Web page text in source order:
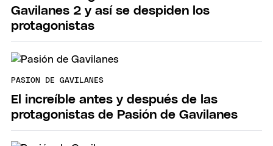
Gavilanes 2 y así se despiden los
protagonistas
PASION DE GAVILANES
El increíble antes y después de las
protagonistas de Pasión de Gavilanes